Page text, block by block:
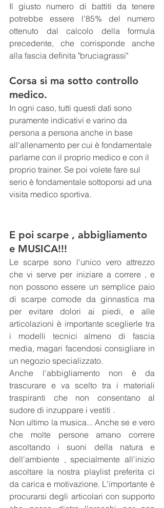
Il giusto numero di battiti da tenere
potrebbe essere l'85% del numero
ottenuto dal calcolo della formula
precedente, che corrisponde anche
alla fascia definita "bruciagrassi"
Corsa si ma sotto controllo
medico.
In ogni caso, tutti questi dati sono
puramente indicativi e varino da
persona a persona anche in base
all'allenamento per cui è fondamentale
parlarne con il proprio medico e con il
proprio trainer. Se poi volete fare sul
serio è fondamentale sottoporsi ad una
visita medico sportiva.
E poi scarpe , abbigliamento
e MUSICA!!!
Le scarpe sono l'unico vero attrezzo
che vi serve per iniziare a correre , e
non possono essere un semplice paio
di scarpe comode da ginnastica ma
per evitare dolori ai piedi, e alle
articolazioni è importante sceglierle tra
i modelli tecnici almeno di fascia
media, magari facendosi consigliare in
un negozio specializzato.
Anche l'abbigliamento non è da
trascurare e va scelto tra i materiali
traspiranti che non consentano al
sudore di inzuppare i vestiti .
Non ultimo la musica... Anche se e vero
che molte persone amano correre
ascoltando i suoni della natura e
dell'ambiente , specialmente all'inizio
ascoltare la nostra playlist preferita ci
da carica e motivazione. L'importante è
procurarsi degli articolari con supporto